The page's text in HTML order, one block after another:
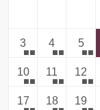
3 4 5
10 11 12
17 18 19